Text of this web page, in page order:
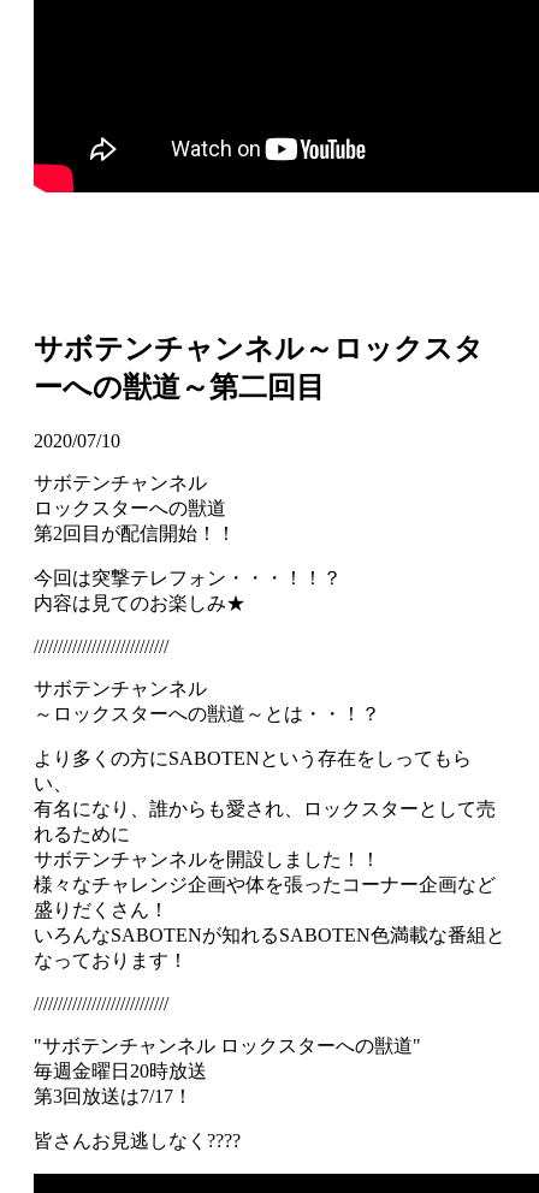
サボテンチャンネル～ロックスタ
ーへの獣道～第二回目
2020/07/10
サボテンチャンネル
ロックスターへの獣道
第2回目が配信開始！！
今回は突撃テレフォン・・・！！？
内容は見てのお楽しみ★
////////////////////////////
サボテンチャンネル
～ロックスターへの獣道～とは・・！？
より多くの方にSABOTENという存在をしってもら
い、
有名になり、誰からも愛され、ロックスターとして売
れるために
サボテンチャンネルを開設しました！！
様々なチャレンジ企画や体を張ったコーナー企画など
盛りだくさん！
いろんなSABOTENが知れるSABOTEN色満載な番組と
なっております！
////////////////////////////
"サボテンチャンネル ロックスターへの獣道"
毎週金曜日20時放送
第3回放送は7/17！
皆さんお見逃しなく????